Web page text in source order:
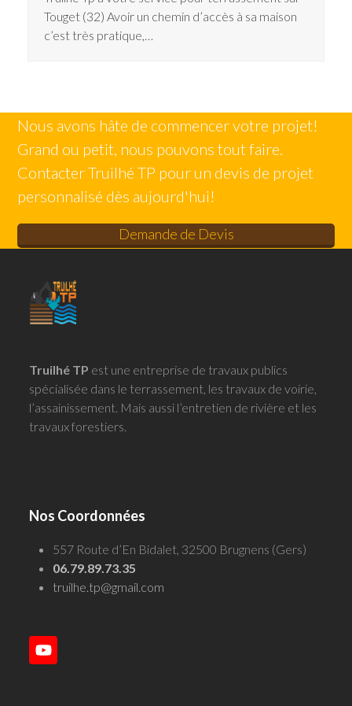
Touget (32) Avoir un chemin d’accès à sa maison
c’est très pratique,…
Nous avons hâte de commencer votre projet!
Grand ou petit, nous pouvons tout faire.
Contacter Truilhé TP pour un devis de projet
personnalisé dès aujourd'hui!
Demande de Devis
Truilhé TP est une entreprise de travaux publics
spécialisée dans le terrassement, les travaux de voirie,
l’assainissement. Mais aussi l’entretien de rivière et les
travaux forestiers.
Nos Coordonnées
557 Route d’En Bidalet, 32500 Brugnens (Gers)
06.79.89.73.35
truilhe.tp@gmail.com
YouTube